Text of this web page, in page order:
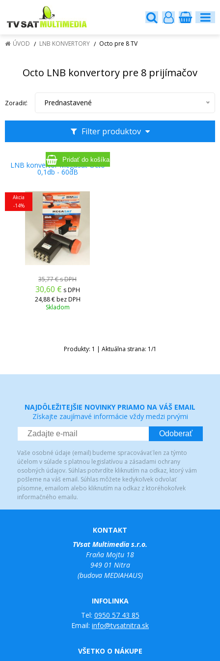
ÚVOD LNB KONVERTORY Octo pre 8 TV
Octo LNB konvertory pre 8 prijímačov
Filter produktov
Zoradiť: Prednastavené
LNB konvertor Megasat Octo
0,1db - 60dB
Akcia
-14%
35,77 €s DPH
30,60 € s DPH
24,88 € bez DPH
Skladom
Produkty: 1 | Aktuálna strana: 1/1
NAJDÔLEŽITEJŠIE NOVINKY PRIAMO NA VÁŠ EMAIL
Získajte zaujímavé informácie vždy medzi prvými
Odoberať
Vaše osobné údaje (email) budeme spracovávať len za týmto
účelom v súlade s platnou legislatívou a zásadami ochrany
osobných údajov. Súhlas potvrdíte kliknutím na odkaz, ktorý vám
pošleme na váš email. Súhlas môžete kedykoľvek odvolať
písomne, emailom alebo kliknutím na odkaz z ktoréhokoľvek
informačného emailu.
KONTAKT
TVsat Multimedia s.r.o.
Fraňa Mojtu 18
949 01 Nitra
(budova MEDIAHAUS)
INFOLINKA
Tel: 0950 57 43 85
Email: info@tvsatnitra.sk
VŠETKO O NÁKUPE